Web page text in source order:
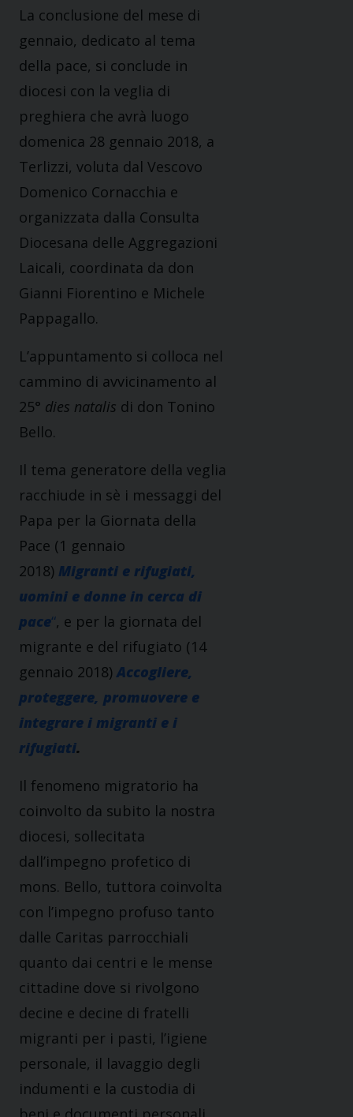
La conclusione del mese di
gennaio, dedicato al tema
della pace, si conclude in
diocesi con la veglia di
preghiera che avrà luogo
domenica 28 gennaio 2018, a
Terlizzi, voluta dal Vescovo
Domenico Cornacchia e
organizzata dalla Consulta
Diocesana delle Aggregazioni
Laicali, coordinata da don
Gianni Fiorentino e Michele
Pappagallo.
L’appuntamento si colloca nel
cammino di avvicinamento al
25° dies natalis di don Tonino
Bello.
Il tema generatore della veglia
racchiude in sè i messaggi del
Papa per la Giornata della
Pace (1 gennaio
2018) Migranti e rifugiati,
uomini e donne in cerca di
pace“, e per la giornata del
migrante e del rifugiato (14
gennaio 2018)Accogliere,
proteggere, promuovere e
integrare i migranti e i
rifugiati.
Il fenomeno migratorio ha
coinvolto da subito la nostra
diocesi, sollecitata
dall’impegno profetico di
mons. Bello, tuttora coinvolta
con l’impegno profuso tanto
dalle Caritas parrocchiali
quanto dai centri e le mense
cittadine dove si rivolgono
decine e decine di fratelli
migranti per i pasti, l’igiene
personale, il lavaggio degli
indumenti e la custodia di